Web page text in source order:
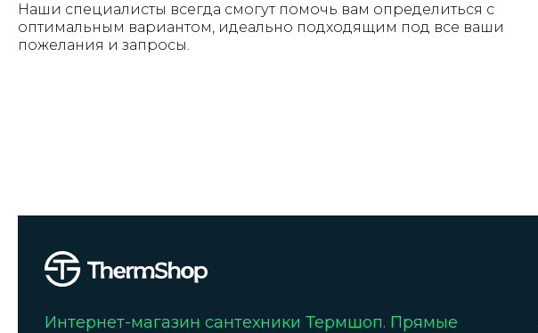
Наши специалисты всегда смогут помочь вам определиться с
оптимальным вариантом, идеально подходящим под все ваши
пожелания и запросы.
Интернет-магазин сантехники Термшоп. Прямые